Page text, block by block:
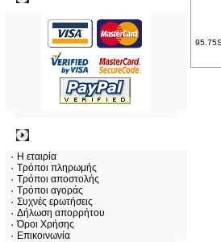
Η εταιρία
Τρόποι πληρωμής
Τρόποι αποστολής
Τρόποι αγοράς
Συχνές ερωτήσεις
Δήλωση απορρήτου
Όροι Χρήσης
Επικοινωνία